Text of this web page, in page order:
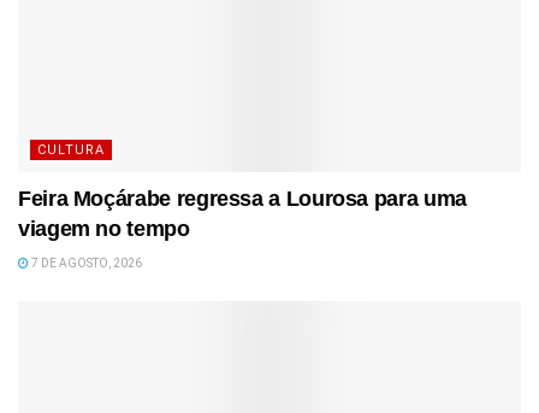
CULTURA
Feira Moçárabe regressa a Lourosa para uma
viagem no tempo
7 DE AGOSTO, 2026